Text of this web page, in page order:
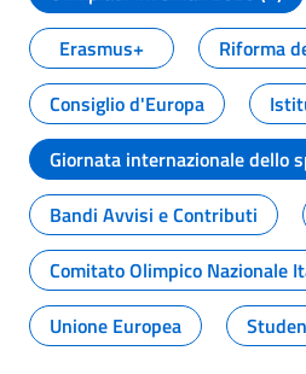
Erasmus+
Riforma
Consiglio d'Europa
Giornata internazionale dello
Bandi Avvisi e Contributi
Comitato Olimpico Nazionale
Unione Europea